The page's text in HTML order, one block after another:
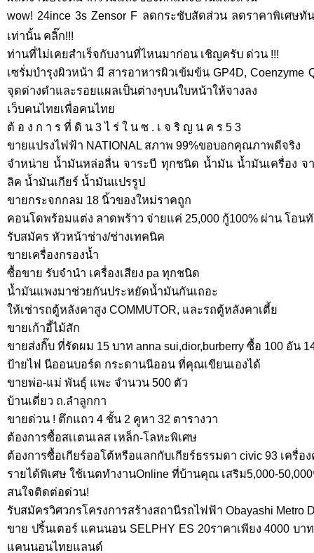
wow! 24ince 3s Zensor F ลดกระชับสัดส่วน ลดราคาพิเศษ
เท่านั้น คลิ๊ก!!!
ท่านที่ไม่เคยสำเร็จกับงานที่ไหนมาก่อน เชิญครับ ด่วน !!!
เซรั่มบำรุงผิวหน้า มี สารอาหารผิวเข้มข้น GP4D, Coenzyme
จุดด่างดำและรอยแผลเป็นต่างๆบนใบหน้าให้จางลง
เว็บคนไทยเพื่อคนไทย
ต้ อ ง ก า ร ที่ ดิ น 3 ไ ร่ ใ น ซ . เ จ ริ ญ น ค ร 5 3
ขายแปรงไฟฟ้า NATIONAL สภาพ 99%ขอบอกคุณภาพดีจริง
จำหน่าย น้ำมันหล่อลื่น จาระบี ทุกชนิด น้ำมัน น้ำมันเครื่อง จ
ลิค น้ำมันเกียร์ น้ำมันแปรรูป
ขายกระจกกลม 18 นิ้วของใหม่ราคถูก
คอนโดพร้อมแต่ง ลาดพร้าว จ่ายแค่ 25,000 กู้100% ผ่าน โอน
รับสมัคร หัวหน้าช่าง/ช่างเทคนิค
ขายเครื่องกรองน้ำ
ซื้อขาย รับจำนำ เครื่องเสียง pa ทุกชนิด
น้ำมันแพงมาช่วยกันประหยัดน้ำมันกันเถอะ
ให้เช่ารถตู้หลังคาสูง COMMUTOR, และรถตู้หลังคาเตี้ย
ขายเก้าอี้ไม้สัก
ขายส่งกิ๊บ ที่รัดผม 15 บาท anna sui,dior,burberry ซื้อ 100 อัน
ป้ายไฟ นีออนบอร์ด กระดานนีออน ที่คุณเขียนเองได้
ขายพ่อ-แม่ พันธุ์ แพะ จำนวน 500 ตัว
บ้านเดี่ยว ถ.ลำลูกกา
ขายด่วน ! ตึกแถว 4 ชั้น 2 คูหา 32 ตารางวา
ต้องการซื้อสเเตนเลส เหล็ก-โลหะพิเศษ
ต้องการซื้อเกียร์ออโต้หรือแลกกับเกียร์ธรรมดา civic 93 เครื่อ
รายได้พิเศษ ใช้เนตทำงานOnline ที่บ้านคุณ เสริม5,000-
สนใจติดต่อด่วน!
รับสมัครวิศวกรโครงการสร้างสถานีรถไฟฟ้า Obayashi Metro
ขาย ปริ้นเตอร์ แคนนอน SELPHY ES 20ราคาเพียง 4000 บ
แคนนอนไทยแลนด์